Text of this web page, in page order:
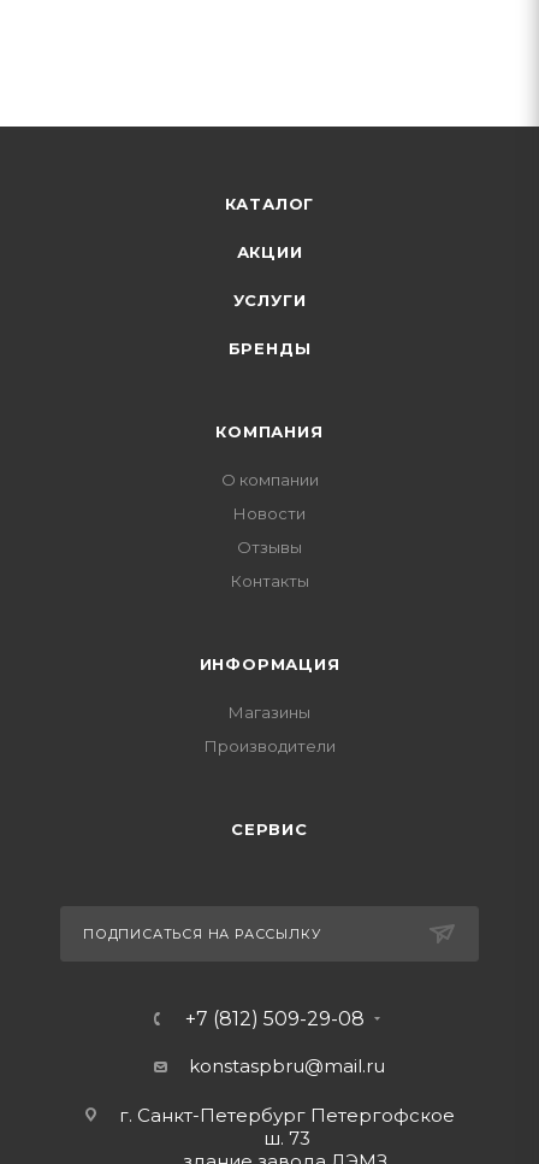
КАТАЛОГ
АКЦИИ
УСЛУГИ
БРЕНДЫ
КОМПАНИЯ
О компании
Новости
Отзывы
Контакты
ИНФОРМАЦИЯ
Магазины
Производители
СЕРВИС
ПОДПИСАТЬСЯ НА РАССЫЛКУ
+7 (812) 509-29-08
konstaspbru@mail.ru
г. Санкт-Петербург Петергофское
ш. 73